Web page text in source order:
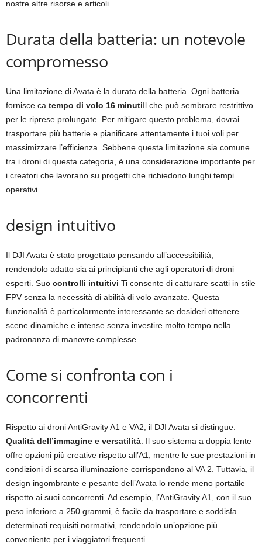
nostre altre risorse e articoli.
Durata della batteria: un notevole
compromesso
Una limitazione di Avata è la durata della batteria. Ogni batteria
fornisce ca tempo di volo 16 minutiIl che può sembrare restrittivo
per le riprese prolungate. Per mitigare questo problema, dovrai
trasportare più batterie e pianificare attentamente i tuoi voli per
massimizzare l’efficienza. Sebbene questa limitazione sia comune
tra i droni di questa categoria, è una considerazione importante per
i creatori che lavorano su progetti che richiedono lunghi tempi
operativi.
design intuitivo
Il DJI Avata è stato progettato pensando all’accessibilità,
rendendolo adatto sia ai principianti che agli operatori di droni
esperti. Suo controlli intuitivi Ti consente di catturare scatti in stile
FPV senza la necessità di abilità di volo avanzate. Questa
funzionalità è particolarmente interessante se desideri ottenere
scene dinamiche e intense senza investire molto tempo nella
padronanza di manovre complesse.
Come si confronta con i
concorrenti
Rispetto ai droni AntiGravity A1 e VA2, il DJI Avata si distingue.
Qualità dell’immagine e versatilità . Il suo sistema a doppia lente
offre opzioni più creative rispetto all’A1, mentre le sue prestazioni in
condizioni di scarsa illuminazione corrispondono al VA 2. Tuttavia, il
design ingombrante e pesante dell’Avata lo rende meno portatile
rispetto ai suoi concorrenti. Ad esempio, l’AntiGravity A1, con il suo
peso inferiore a 250 grammi, è facile da trasportare e soddisfa
determinati requisiti normativi, rendendolo un’opzione più
conveniente per i viaggiatori frequenti.